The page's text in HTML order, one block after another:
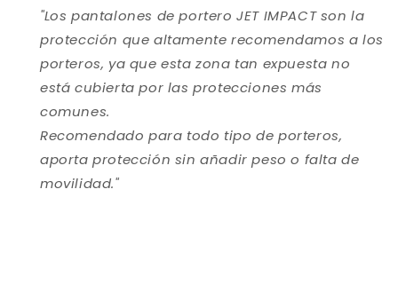
"Los pantalones de portero JET IMPACT son la
protección que altamente recomendamos a los
porteros, ya que esta zona tan expuesta no
está cubierta por las protecciones más
comunes.
Recomendado para todo tipo de porteros,
aporta protección sin añadir peso o falta de
movilidad."